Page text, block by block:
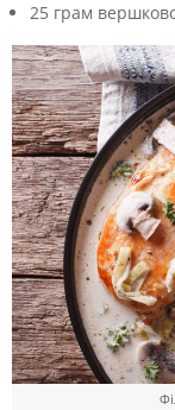
25 грам